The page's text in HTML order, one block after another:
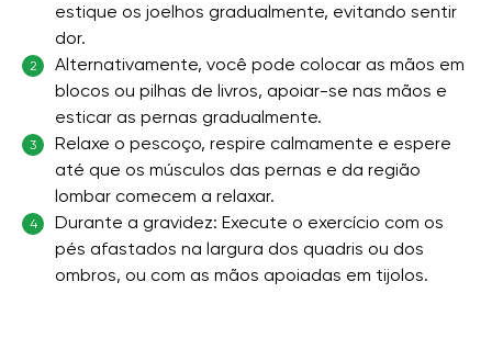
estique os joelhos gradualmente, evitando sentir
dor.
2
Alternativamente, você pode colocar as mãos em
blocos ou pilhas de livros, apoiar-se nas mãos e
esticar as pernas gradualmente.
3
Relaxe o pescoço, respire calmamente e espere
até que os músculos das pernas e da região
lombar comecem a relaxar.
4
Durante a gravidez: Execute o exercício com os
pés afastados na largura dos quadris ou dos
ombros, ou com as mãos apoiadas em tijolos.